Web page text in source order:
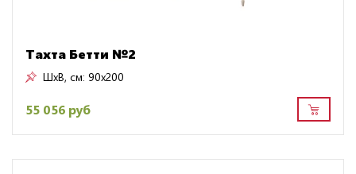
Тахта Бетти №2
ШxВ, см: 90x200
55 056 руб